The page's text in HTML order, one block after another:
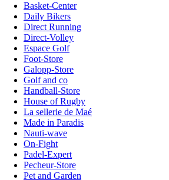
Basket-Center
Daily Bikers
Direct Running
Direct-Volley
Espace Golf
Foot-Store
Galopp-Store
Golf and co
Handball-Store
House of Rugby
La sellerie de Maé
Made in Paradis
Nauti-wave
On-Fight
Padel-Expert
Pecheur-Store
Pet and Garden